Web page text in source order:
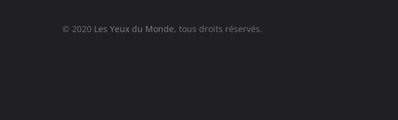
© 2020 Les Yeux du Monde, tous droits réservés.